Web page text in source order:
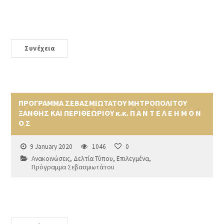
Συνέχεια
ΠΡΟΓΡΑΜΜΑ ΣΕΒΑΣΜΙΩΤΑΤΟΥ ΜΗΤΡΟΠΟΛΙΤΟΥ
ΞΑΝΘΗΣ ΚΑΙ ΠΕΡΙΘΕΩΡΙΟΥ κ.κ. Π Α Ν Τ Ε Λ Ε Η Μ Ο Ν
Ο Σ
9 January 2020 1046
0
Ανακοινώσεις, Δελτία Τύπου,Επιλεγμένα,
Πρόγραμμα Σεβασμιωτάτου